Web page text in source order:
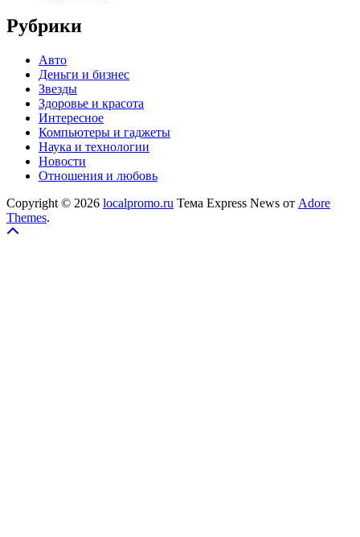
Рубрики
Авто
Деньги и бизнес
Звезды
Здоровье и красота
Интересное
Компьютеры и гаджеты
Наука и технологии
Новости
Отношения и любовь
Copyright © 2026 localpromo.ru Тема Express News от Adore
Themes.